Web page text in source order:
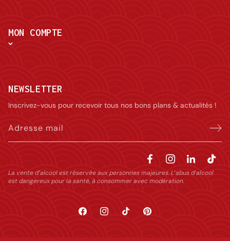
MON COMPTE
NEWSLETTER
Inscrivez-vous pour recevoir tous nos bons plans & actualités !
Adresse mail
La vente d’alcool est réservée aux personnes majeures. L’abus d’alcool
est dangereux pour la santé, à consommer avec modération.
FacebookInstagramTikTok Pinterest